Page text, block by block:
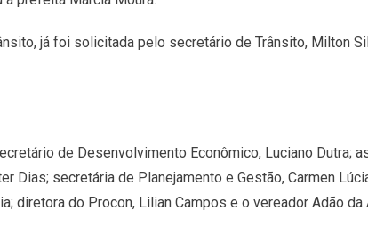
já foi solicitada pelo secretário de Trânsito, Milton
de Desenvolvimento Econômico, Luciano Dutra;
Dias; secretária de Planejamento e Gestão, Carmen
diretora do Procon, Lilian Campos e o vereador Adão da